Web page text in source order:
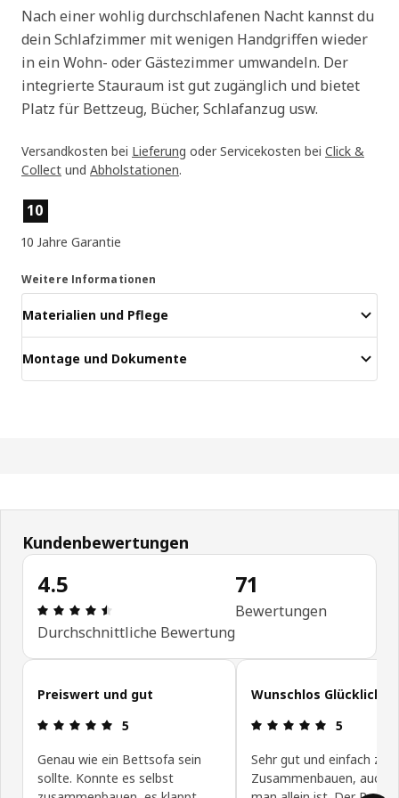
Nach einer wohlig durchschlafenen Nacht kannst du
dein Schlafzimmer mit wenigen Handgriffen wieder
in ein Wohn- oder Gästezimmer umwandeln. Der
integrierte Stauraum ist gut zugänglich und bietet
Platz für Bettzeug, Bücher, Schlafanzug usw.
Versandkosten bei Lieferung oder Servicekosten bei Click &
Collect und Abholstationen.
Produktmerkmale
10
10 Jahre Garantie
Weitere Informationen
Materialien und Pflege
Montage und Dokumente
Kundenbewertungen
4.5
Bewertung: 4.5 von 5 Sterne Anzahl der
Durchschnittliche Bewertung
71
Bewertungen
Kundenbewertungen überspringen
Preiswert und gut
Bewertung: 5 von 5 Sterne
5
Genau wie ein Bettsofa sein
sollte. Konnte es selbst
Wunschlos Glücklich
5
Sehr gut und einfach zum
Zusammenbauen, auch